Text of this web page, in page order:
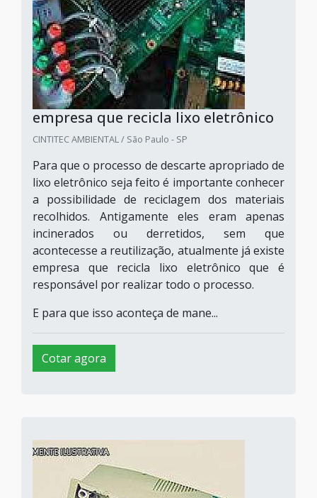
empresa que recicla lixo eletrônico
CINTITEC AMBIENTAL / São Paulo - SP
Para que o processo de descarte apropriado de
lixo eletrônico seja feito é importante conhecer
a possibilidade de reciclagem dos materiais
recolhidos. Antigamente eles eram apenas
incinerados ou derretidos, sem que
acontecesse a reutilização, atualmente já existe
empresa que recicla lixo eletrônico que é
responsável por realizar todo o processo.
E para que isso aconteça de mane...
Cotar agora